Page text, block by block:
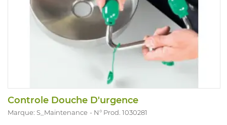
Controle Douche D'urgence
Marque: S_Maintenance N° Prod. 1030281